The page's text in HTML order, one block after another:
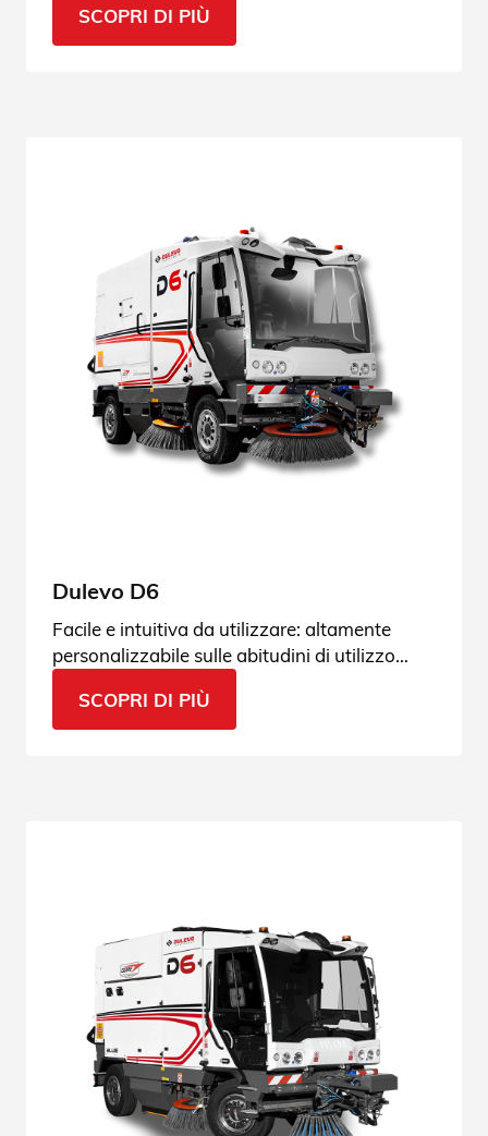
Guarda le nostre specifiche green.
SCOPRI DI PIÙ
Dulevo D6
Facile e intuitiva da utilizzare: altamente
personalizzabile sulle abitudini di utilizzo
connessa.
SCOPRI DI PIÙ